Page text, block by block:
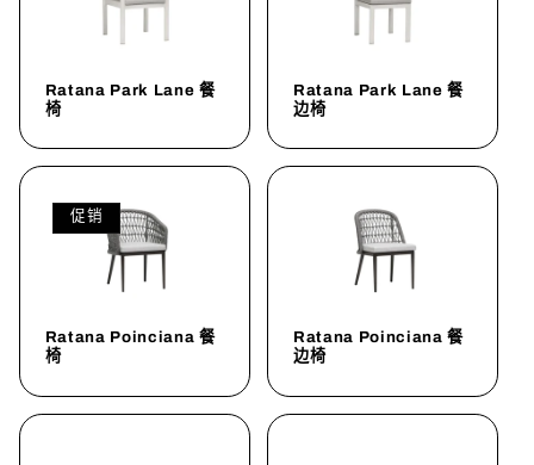
Ratana Park Lane 餐
椅
Ratana Park Lane 餐
边椅
促销
Ratana Poinciana 餐
椅
Ratana Poinciana 餐
边椅